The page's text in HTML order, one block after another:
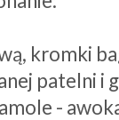
kromki
patelni i
-